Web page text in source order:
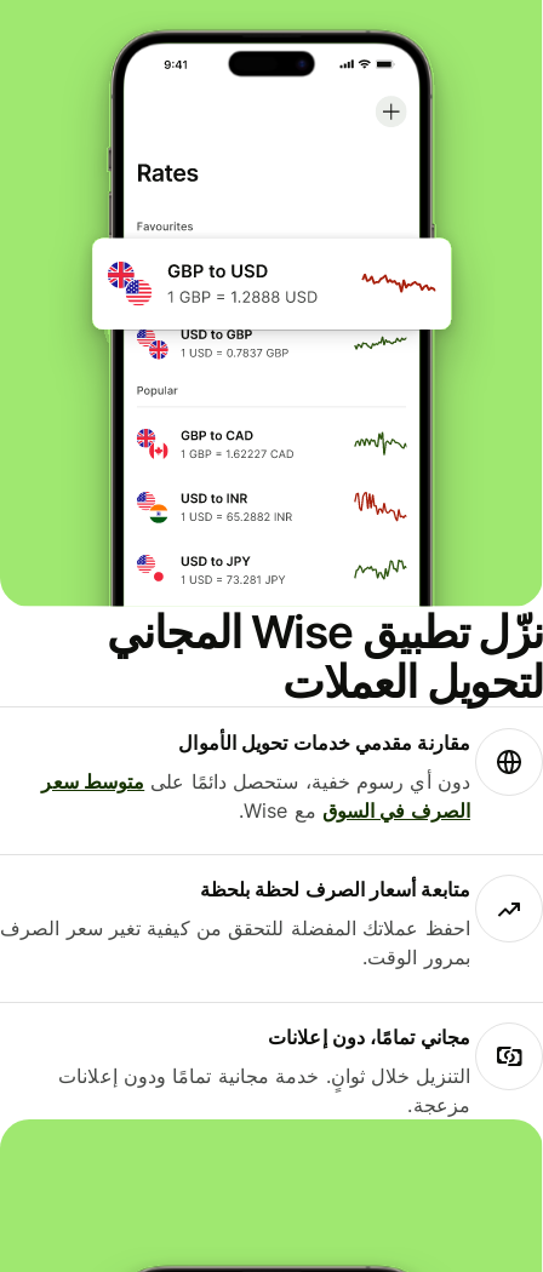
نزّل تطبيق Wise المجاني
العملات
مقارنة مقدمي خدمات تحويل الأموال
دون أي رسوم خفية، ستحصل دائمًا علىمتوسط ​​سعر
الصرف في السوقمع Wise.
متابعة أسعار الصرف لحظة بلحظة
احفظ عملاتك المفضلة للتحقق من كيفية تغير سعر الصرف
بمرور الوقت.
مجاني تمامًا، دون إعلانات
التنزيل خلال ثوانٍ. خدمة مجانية تمامًا ودون إعلانات
مزعجة.